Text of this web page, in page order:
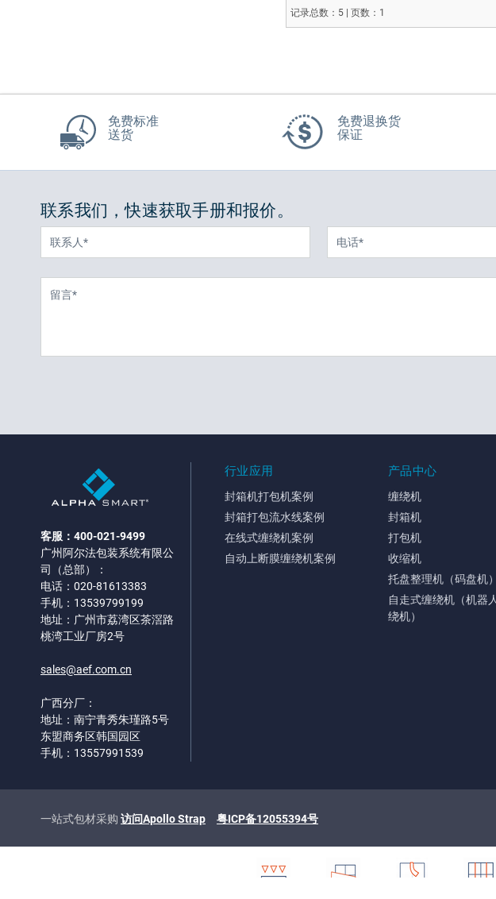
记录总数：5 | 页数：1
免费标准
送货
免费退换货
保证
联系我们，快速获取手册和报价。
客服：400-021-9499
广州阿尔法包装系统有限公
司（总部）：
电话：020-81613383
手机：13539799199
地址：广州市荔湾区茶滘路
桃湾工业厂房2号
sales@aef.com.cn
广西分厂：
地址：南宁青秀朱瑾路5号
东盟商务区韩国园区
手机：13557991539
行业应用
封箱机打包机案例
封箱打包流水线案例
在线式缠绕机案例
自动上断膜缠绕机案例
产品中心
缠绕机
封箱机
打包机
收缩机
托盘整理机（码盘机）
自走式缠绕机（机器
绕机）
一站式包材采购 访问Apollo Strap 粤ICP备12055394号